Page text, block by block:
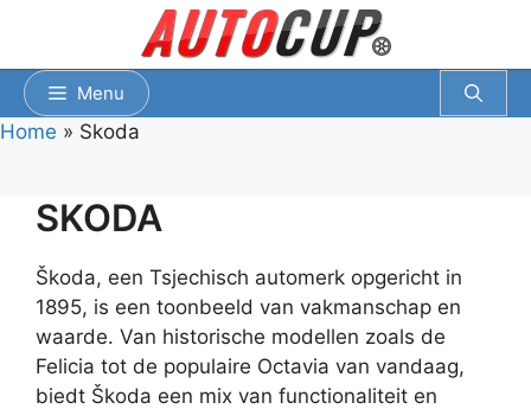
inhoud
Menu
Home » Skoda
SKODA
Škoda, een Tsjechisch automerk opgericht in
1895, is een toonbeeld van vakmanschap en
waarde. Van historische modellen zoals de
Felicia tot de populaire Octavia van vandaag,
biedt Škoda een mix van functionaliteit en